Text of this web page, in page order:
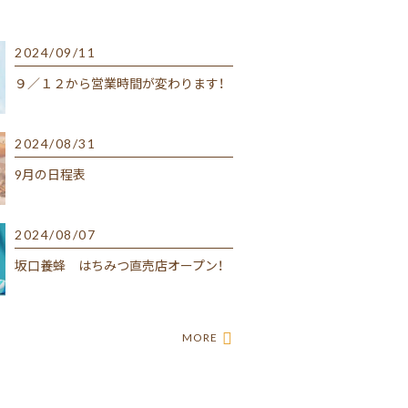
2024/09/11
９／１２から営業時間が変わります！
2024/08/31
9月の日程表
2024/08/07
坂口養蜂 はちみつ直売店オープン！
MORE